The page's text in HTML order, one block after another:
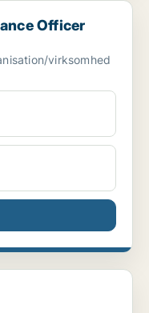
Scandinavia ...
Officer
virksomhed